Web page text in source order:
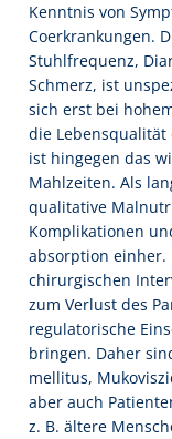
Kenntnis von
Coerkrankungen.
Stuhlfrequenz,
Schmerz, ist
sich erst bei
die
ist hingegen das
Mahlzeiten. Als
qualitative
Komplikationen
absorption einher.
chirurgischen
zum Verlust des
regulatorische
bringen. Daher
mellitus,
aber auch
z. B. ältere